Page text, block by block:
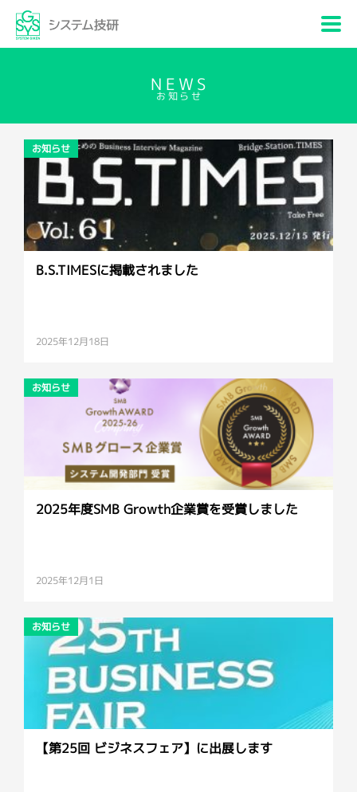
NEWS
お知らせ
お知らせ
B.S.TIMESに掲載されました
2025年12月18日
お知らせ
2025年度SMB Growth企業賞を受賞しました
2025年12月1日
お知らせ
【第25回 ビジネスフェア】に出展します